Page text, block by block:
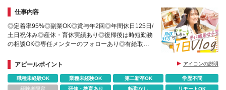
仕事内容
◎定着率95%◎副業OK◎賞与年2回◎年間休日125日/
土日祝休み◎産休・育休実績あり◎復帰後は時短勤務
の相談OK◎専任メンターのフォローあり◎有給取得
アピールポイント
アイコンの説明
職種未経験OK 業種未経験OK 第二新卒OK
学歴不問